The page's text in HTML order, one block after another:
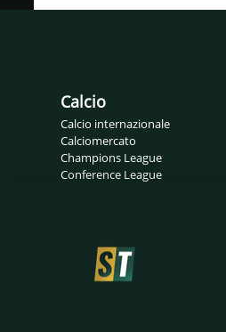
Calcio
Calcio internazionale
Calciomercato
Champions League
Conference League